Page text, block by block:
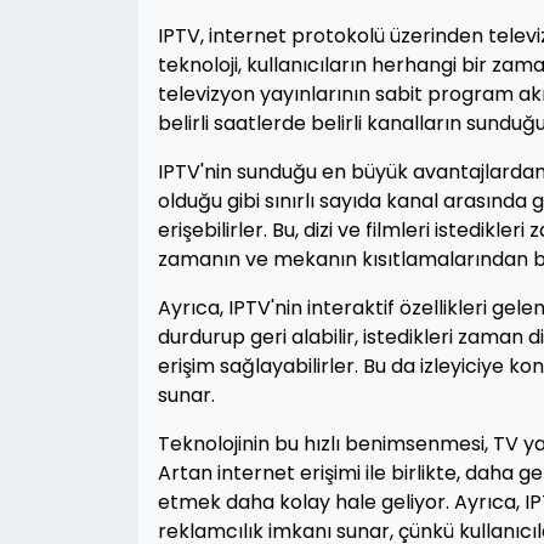
IPTV, internet protokolü üzerinden
teknoloji, kullanıcıların herhangi bir
televizyon yayınlarının sabit program
belirli saatlerde belirli kanalların
IPTV'nin sunduğu en büyük
olduğu gibi sınırlı sayıda kanal
erişebilirler. Bu, dizi ve filmleri istedikleri
zamanın ve mekanın
Ayrıca, IPTV'nin interaktif özellikleri
durdurup geri alabilir, istedikleri zaman
erişim sağlayabilirler. Bu da izleyiciye
sunar.
Teknolojinin bu hızlı benimsenmesi, TV
Artan internet erişimi ile birlikte, daha
etmek daha kolay hale geliyor. Ayrıca,
reklamcılık imkanı sunar, çünkü